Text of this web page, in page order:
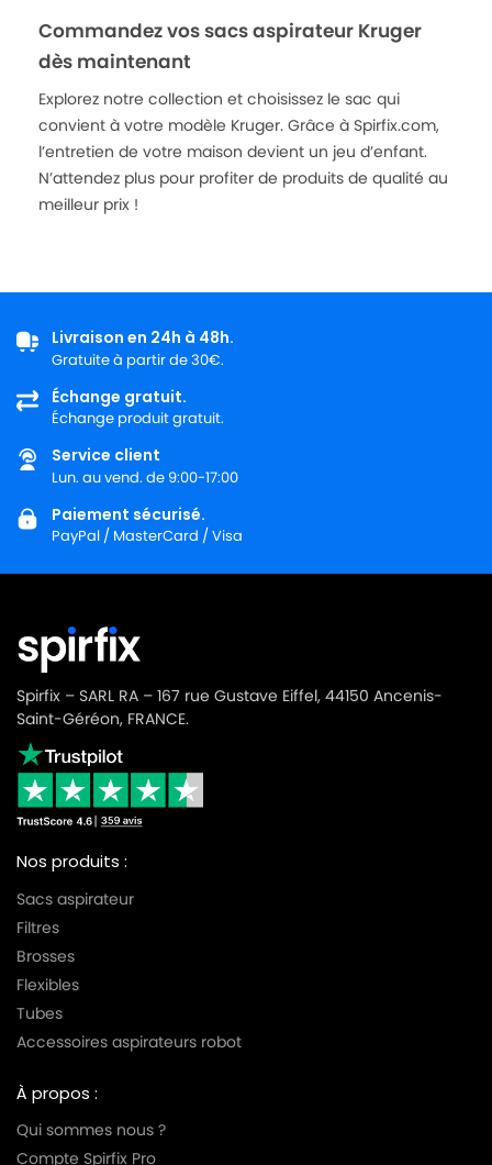
Commandez vos sacs aspirateur Kruger
dès maintenant
Explorez notre collection et choisissez le sac qui
convient à votre modèle Kruger. Grâce à Spirfix.com,
l’entretien de votre maison devient un jeu d’enfant.
N’attendez plus pour profiter de produits de qualité au
meilleur prix !
Livraison en 24h à 48h.
Gratuite à partir de 30€.
Échange gratuit.
Échange produit gratuit.
Service client
Lun. au vend. de 9:00-17:00
Paiement sécurisé.
PayPal / MasterCard / Visa
Spirfix – SARL RA – 167 rue Gustave Eiffel, 44150 Ancenis-
Saint-Géréon, FRANCE.
Nos produits :
Sacs aspirateur
Filtres
Brosses
Flexibles
Tubes
Accessoires aspirateurs robot
À propos :
Qui sommes nous ?
Compte Spirfix Pro